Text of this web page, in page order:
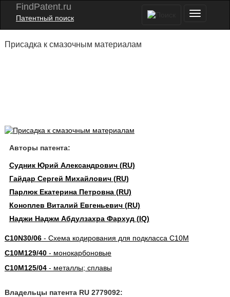
FindPatent.ru
Патентный поиск
Присадка к смазочным материалам
Авторы патента:
Судник Юрий Александрович (RU)
Гайдар Сергей Михайлович (RU)
Парлюк Екатерина Петровна (RU)
Коноплев Виталий Евгеньевич (RU)
Наджи Наджм Абдулзахра Фархуд (IQ)
C10N30/06- Схема кодирования для подкласса C10M
C10M129/40- монокарбоновые
C10M125/04- металлы; сплавы
Владельцы патента RU 2779092: